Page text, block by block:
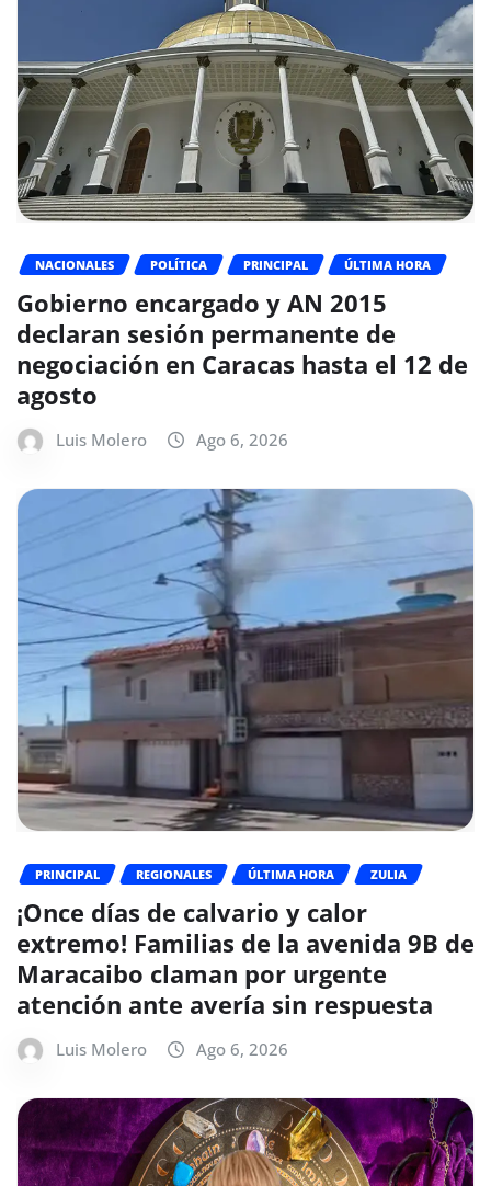
NACIONALES POLÍTICA PRINCIPAL ÚLTIMA HORA
Gobierno encargado y AN 2015
declaran sesión permanente de
negociación en Caracas hasta el 12 de
agosto
Luis Molero Ago 6, 2026
PRINCIPAL REGIONALES ÚLTIMA HORA ZULIA
¡Once días de calvario y calor
extremo! Familias de la avenida 9B de
Maracaibo claman por urgente
atención ante avería sin respuesta
Luis Molero Ago 6, 2026